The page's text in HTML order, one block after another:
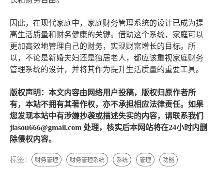
因此，在现代家庭中，家庭财务管理系统的设计已成为提
高生活质量和财务健康的关键。借助这个系统，家庭可以
更加高效地管理自己的财务，实现财富增长的目标。所
以，不论是新婚夫妇还是独居老人，都应该重视家庭财务
管理系统的设计，并将其作为提升生活质量的重要工具。
版权声明：本文内容由网络用户投稿，版权归原作者所
有，本站不拥有其著作权，亦不承担相应法律责任。如果
您发现本站中有涉嫌抄袭或描述失实的内容，请联系我们
jiasou666@gmail.com 处理，核实后本网站将在24小时内删
除侵权内容。
标签： 财务管理 财务管理系统 系统 管理 功能